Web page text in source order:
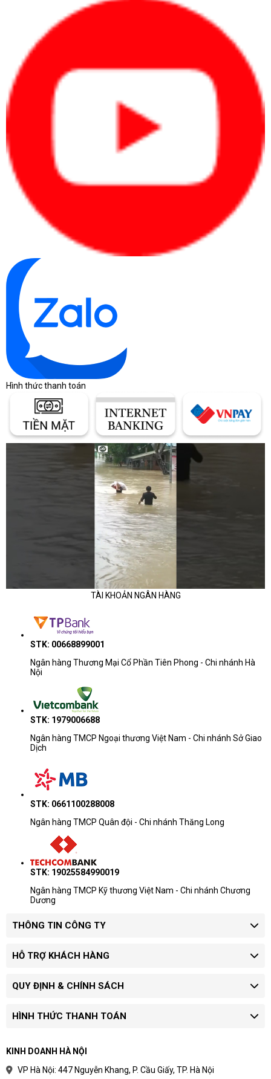
Hình thức thanh toán
TÀI KHOẢN NGÂN HÀNG
STK: 00668899001
Ngân hàng Thương Mại Cổ Phần Tiên Phong - Chi nhánh Hà
Nội
STK: 1979006688
Ngân hàng TMCP Ngoại thương Việt Nam - Chi nhánh Sở Giao
Dịch
STK: 0661100288008
Ngân hàng TMCP Quân đội - Chi nhánh Thăng Long
STK: 19025584990019
Ngân hàng TMCP Kỹ thương Việt Nam - Chi nhánh Chương
Dương
THÔNG TIN CÔNG TY
HỖ TRỢ KHÁCH HÀNG
QUY ĐỊNH & CHÍNH SÁCH
HÌNH THỨC THANH TOÁN
KINH DOANH HÀ NỘI
VP Hà Nội: 447 Nguyễn Khang, P. Cầu Giấy, TP. Hà Nội